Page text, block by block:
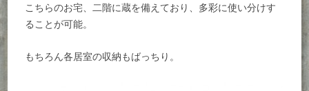
こちらのお宅、二階に蔵を備えており、多彩に使い分けす
ることが可能。
もちろん各居室の収納もばっちり。